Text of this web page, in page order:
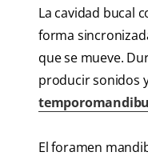
La cavidad bucal
forma
que se mueve.
producir sonidos
El foramen